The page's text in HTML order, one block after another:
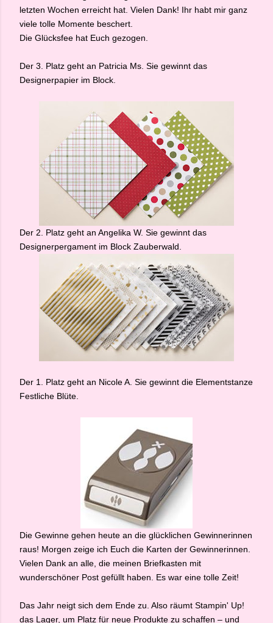
letzten Wochen erreicht hat. Vielen Dank! Ihr habt mir ganz
viele tolle Momente beschert.
Die Glücksfee hat Euch gezogen.
Der 3. Platz geht an Patricia Ms. Sie gewinnt das
Designerpapier im Block.
Der 2. Platz geht an Angelika W. Sie gewinnt das
Designerpergament im Block Zauberwald.
Der 1. Platz geht an Nicole A. Sie gewinnt die Elementstanze
Festliche Blüte.
Die Gewinne gehen heute an die glücklichen Gewinnerinnen
raus! Morgen zeige ich Euch die Karten der Gewinnerinnen.
Vielen Dank an alle, die meinen Briefkasten mit
wunderschöner Post gefüllt haben. Es war eine tolle Zeit!
Das Jahr neigt sich dem Ende zu. Also räumt Stampin' Up!
das Lager, um Platz für neue Produkte zu schaffen – und